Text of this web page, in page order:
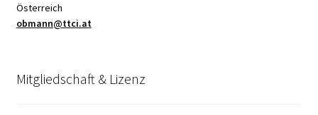
Österreich
obmann@ttci.at
Mitgliedschaft & Lizenz